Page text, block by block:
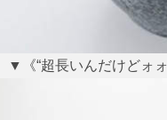
▼《“超長いんだけどォ